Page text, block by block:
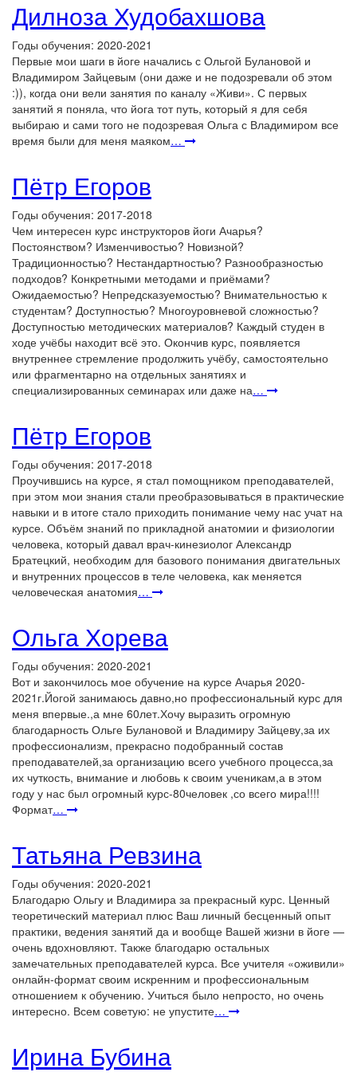
Дилноза Худобахшова
Годы обучения: 2020-2021
Первые мои шаги в йоге начались с Ольгой Булановой и
Владимиром Зайцевым (они даже и не подозревали об этом
:)), когда они вели занятия по каналу «Живи». С первых
занятий я поняла, что йога тот путь, который я для себя
выбираю и сами того не подозревая Ольга с Владимиром все
время были для меня маяком…
Пётр Егоров
Годы обучения: 2017-2018
Чем интересен курс инструкторов йоги Ачарья?
Постоянством? Изменчивостью? Новизной?
Традиционностью? Нестандартностью? Разнообразностью
подходов? Конкретными методами и приёмами?
Ожидаемостью? Непредсказуемостью? Внимательностью к
студентам? Доступностью? Многоуровневой сложностью?
Доступностью методических материалов? Каждый студен в
ходе учёбы находит всё это. Окончив курс, появляется
внутреннее стремление продолжить учёбу, самостоятельно
или фрагментарно на отдельных занятиях и
специализированных семинарах или даже на…
Пётр Егоров
Годы обучения: 2017-2018
Проучившись на курсе, я стал помощником преподавателей,
при этом мои знания стали преобразовываться в практические
навыки и в итоге стало приходить понимание чему нас учат на
курсе. Объём знаний по прикладной анатомии и физиологии
человека, который давал врач-кинезиолог Александр
Братецкий, необходим для базового понимания двигательных
и внутренних процессов в теле человека, как меняется
человеческая анатомия…
Ольга Хорева
Годы обучения: 2020-2021
Вот и закончилось мое обучение на курсе Ачарья 2020-
2021г.Йогой занимаюсь давно,но профессиональный курс для
меня впервые.,а мне 60лет.Хочу выразить огромную
благодарность Ольге Булановой и Владимиру Зайцеву,за их
профессионализм, прекрасно подобранный состав
преподавателей,за организацию всего учебного процесса,за
их чуткость, внимание и любовь к своим ученикам,а в этом
году у нас был огромный курс-80человек ,со всего мира!!!!
Формат…
Татьяна Ревзина
Годы обучения: 2020-2021
Благодарю Ольгу и Владимира за прекрасный курс. Ценный
теоретический материал плюс Ваш личный бесценный опыт
практики, ведения занятий да и вообще Вашей жизни в йоге —
очень вдохновляют. Также благодарю остальных
замечательных преподавателей курса. Все учителя «оживили»
онлайн-формат своим искренним и профессиональным
отношением к обучению. Учиться было непросто, но очень
интересно. Всем советую: не упустите…
Ирина Бубина